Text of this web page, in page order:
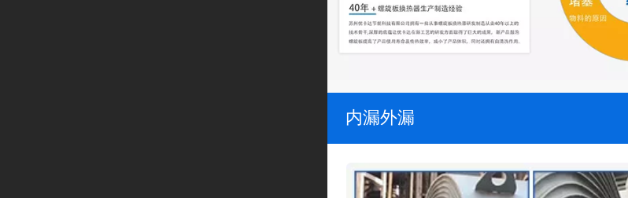
内漏外漏